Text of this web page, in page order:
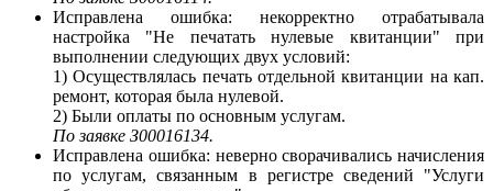
Исправлена ошибка: некорректно отрабатывала
настройка "Не печатать нулевые квитанции" при
выполнении следующих двух условий:
1) Осуществлялась печать отдельной квитанции на кап.
ремонт, которая была нулевой.
2) Были оплаты по основным услугам.
По заявке З00016134.
Исправлена ошибка: неверно сворачивались начисления
по услугам, связанным в регистре сведений "Услуги